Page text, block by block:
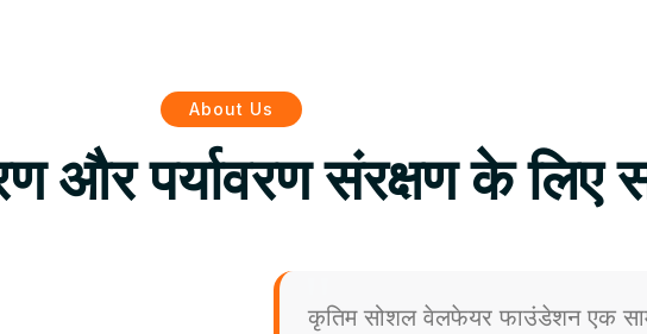
About Us
और पर्यावरण संरक्षण के लिए
कृतिम सोशल वेलफेयर फाउंडेशन एक